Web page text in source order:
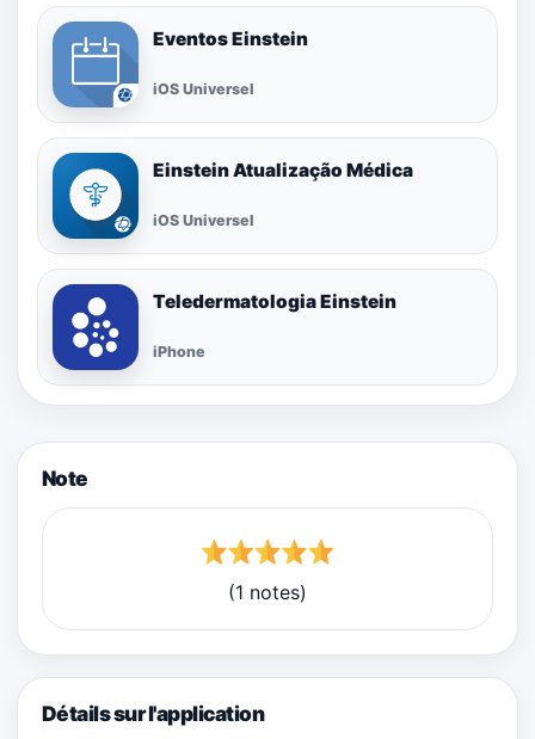
Eventos Einstein
iOS Universel
Einstein Atualização Médica
iOS Universel
Teledermatologia Einstein
iPhone
Note
(1 notes)
Détails sur l'application